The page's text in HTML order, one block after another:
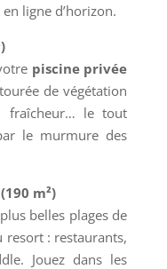
ligne d’horizon.
piscine privée
de végétation
fraîcheur… le tout
le murmure des
m²)
belles plages de
resort : restaurants,
Jouez dans les